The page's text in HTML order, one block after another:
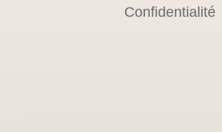
Confidentialité